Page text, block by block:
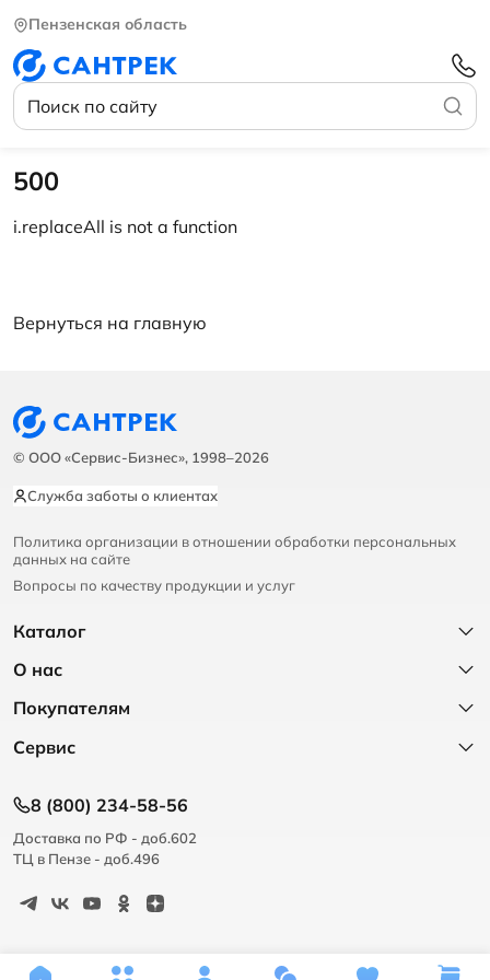
Пензенская область
500
i.replaceAll is not a function
Вернуться на главную
© ООО «Сервис-Бизнес», 1998–2026
Служба заботы о клиентах
Политика организации в отношении обработки персональных
данных на сайте
Вопросы по качеству продукции и услуг
Каталог
О нас
Покупателям
Сервис
8 (800) 234-58-56
Доставка по РФ - доб.602
ТЦ в Пензе - доб.496